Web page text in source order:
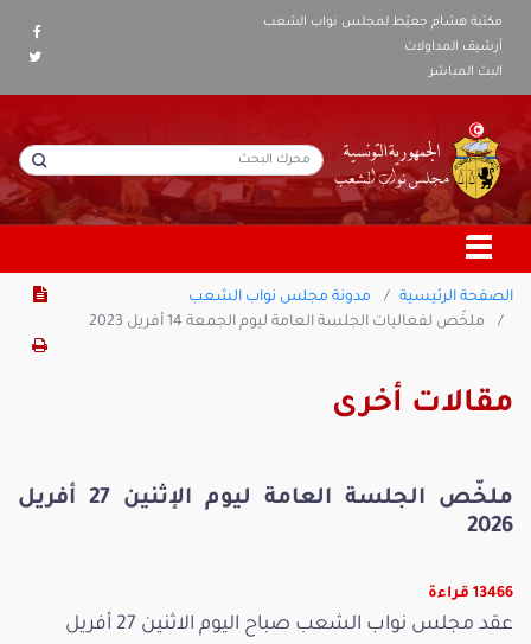
مكتبة هشام جعيّط لمجلس نواب الشعب
أرشيف المداولات
البث المباشر
الصفحة الرئيسية
مدونة مجلس نواب الشعب
ملخّص لفعاليات الجلسة العامة ليوم الجمعة 14 أفريل 2023
مقالات أخرى
ملخّص الجلسة العامة ليوم الإثنين 27 أفريل
2026
13466 قراءة
عقد مجلس نواب الشعب صباح اليوم الاثنين 27 أفريل